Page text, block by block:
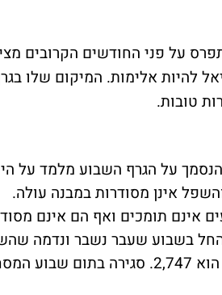
על פני החודשים הקרובים
להיות אלימות. המיקום שלו
טובות.
הנסמך על הגרף השבוע מלמד על
אינן מסודרות במבנה עולה.
אינם תומכים ואף הם אינם
בשבוע שעבר נשבר ונדמה
מספר המפתח הוא 2,747.